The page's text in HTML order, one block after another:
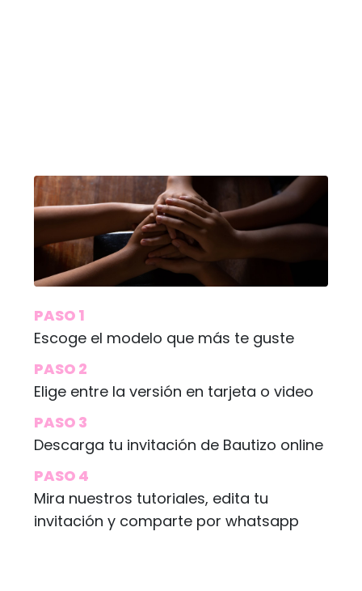
PASO 1
Escoge el modelo que más te guste
PASO 2
Elige entre la versión en tarjeta o video
PASO 3
Descarga tu invitación de Bautizo online
PASO 4
Mira nuestros tutoriales, edita tu
invitación y comparte por whatsapp